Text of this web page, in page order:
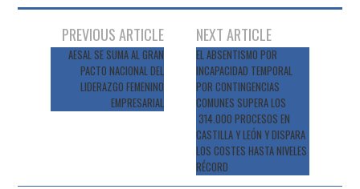
Navegación
entradas
PREVIOUS ARTICLE
AESAL SE SUMA AL GRAN
PACTO NACIONAL DEL
LIDERAZGO FEMENINO
EMPRESARIAL
NEXT ARTICLE
EL ABSENTISMO POR
INCAPACIDAD TEMPORAL
POR CONTINGENCIAS
COMUNES SUPERA LOS
314.000 PROCESOS EN
CASTILLA Y LEÓN Y DISPARA
LOS COSTES HASTA NIVELES
RÉCORD